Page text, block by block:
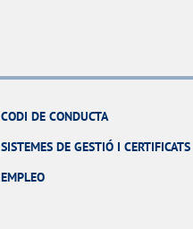
CODI DE CONDUCTA
SISTEMES DE GESTIÓ I CERTIFICATS
EMPLEO